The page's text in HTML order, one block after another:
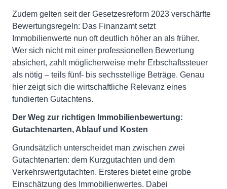
Zudem gelten seit der Gesetzesreform 2023 verschärfte
Bewertungsregeln: Das Finanzamt setzt
Immobilienwerte nun oft deutlich höher an als früher.
Wer sich nicht mit einer professionellen Bewertung
absichert, zahlt möglicherweise mehr Erbschaftssteuer
als nötig – teils fünf- bis sechsstellige Beträge. Genau
hier zeigt sich die wirtschaftliche Relevanz eines
fundierten Gutachtens.
Der Weg zur richtigen Immobilienbewertung:
Gutachtenarten, Ablauf und Kosten
Grundsätzlich unterscheidet man zwischen zwei
Gutachtenarten: dem Kurzgutachten und dem
Verkehrswertgutachten. Ersteres bietet eine grobe
Einschätzung des Immobilienwertes. Dabei